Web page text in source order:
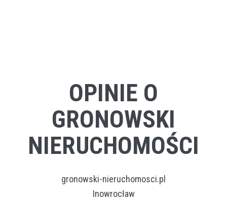
OPINIE O
GRONOWSKI
NIERUCHOMOŚCI
gronowski-nieruchomosci.pl
Inowrocław